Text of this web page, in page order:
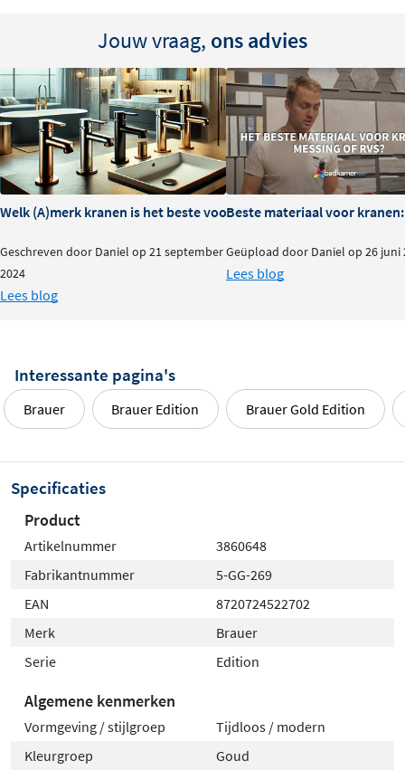
Jouw vraag, ons advies
Welk (A)merk kranen is het beste voor je badkamer?
Geschreven door Daniel op 21 september
2024
Lees blog
Beste materiaal voor kranen:
Geüpload door Daniel op 26 juni
Lees blog
Interessante pagina's
Brauer Brauer Edition Brauer Gold Edition
Specificaties
Product
Artikelnummer
3860648
Fabrikantnummer
5-GG-269
EAN
8720724522702
Merk
Brauer
Serie
Edition
Algemene kenmerken
Vormgeving / stijlgroep
Tijdloos / modern
Kleurgroep
Goud